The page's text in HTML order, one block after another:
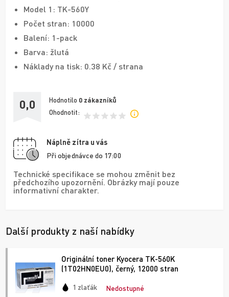
Model 1: TK-560Y
Počet stran: 10000
Balení: 1-pack
Barva: žlutá
Náklady na tisk: 0.38 Kč / strana
0,0 Hodnotilo 0 zákazníků
Ohodnotit:
Náplně zítra u vás
Při objednávce do 17:00
Technické specifikace se mohou změnit bez
předchozího upozornění. Obrázky mají pouze
informativní charakter.
Další produkty z naší nabídky
Originální toner Kyocera TK-560K
(1T02HN0EU0), černý, 12000 stran
1 zlaťák Nedostupné